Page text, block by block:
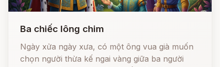
Ba chiếc lông chim
Ngày xửa ngày xưa, có một ông vua già muốn
chọn người thừa kế ngai vàng giữa ba người